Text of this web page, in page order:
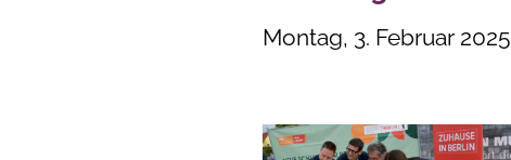
Montag, 3. Februar 2025